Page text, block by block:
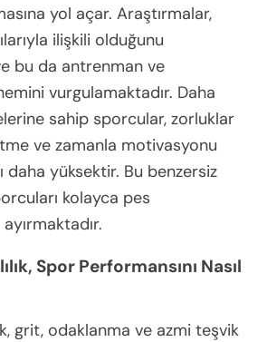
yol açar. Araştırmalar,
ilişkili olduğunu
bu da antrenman ve
vurgulamaktadır. Daha
sahip sporcular, zorluklar
ve zamanla motivasyonu
daha yüksektir. Bu benzersiz
kolayca pes
Spor Performansını Nasıl
grit, odaklanma ve azmi teşvik